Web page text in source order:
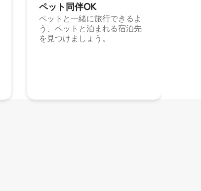
ペット同⁠伴OK
ペットと一緒に旅行できるよ
う、ペットと泊まれる宿泊先
を見つけましょう。